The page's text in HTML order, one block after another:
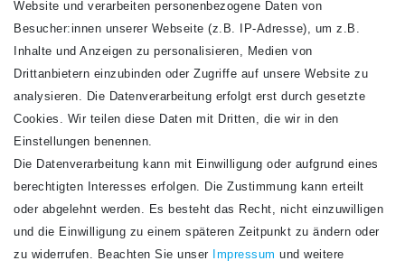
VERSANDARTEN
Newsletter
Honig
Hiermit bestätige ich, dass ich dieDaten­schutz­erklärunggelesen habe. Meine
Website und verarbeiten personenbezogene Daten von
Besucher:innen unserer Webseite (z.B. IP-Adresse), um z.B.
Inhalte und Anzeigen zu personalisieren, Medien von
Drittanbietern einzubinden oder Zugriffe auf unsere Website zu
analysieren. Die Datenverarbeitung erfolgt erst durch gesetzte
Cookies. Wir teilen diese Daten mit Dritten, die wir in den
Einstellungen benennen.
Die Datenverarbeitung kann mit Einwilligung oder aufgrund eines
berechtigten Interesses erfolgen. Die Zustimmung kann erteilt
oder abgelehnt werden. Es besteht das Recht, nicht einzuwilligen
und die Einwilligung zu einem späteren Zeitpunkt zu ändern oder
zu widerrufen. Beachten Sie unser
Impressum und weitere